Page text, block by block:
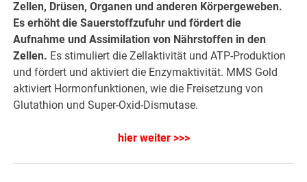
Zellen, Drüsen, Organen und anderen Körpergeweben.
Es erhöht die Sauerstoffzufuhr und fördert die
Aufnahme und Assimilation von Nährstoffen in den
Zellen. Es stimuliert die Zellaktivität und ATP-Produktion
und fördert und aktiviert die Enzymaktivität. MMS Gold
aktiviert Hormonfunktionen, wie die Freisetzung von
Glutathion und Super-Oxid-Dismutase.
hier weiter >>>